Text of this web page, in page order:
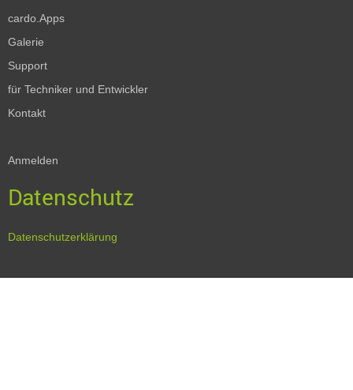
cardo.Apps
Galerie
Support
für Techniker und Entwickler
Kontakt
Anmelden
Datenschutz
Datenschutzerklärung